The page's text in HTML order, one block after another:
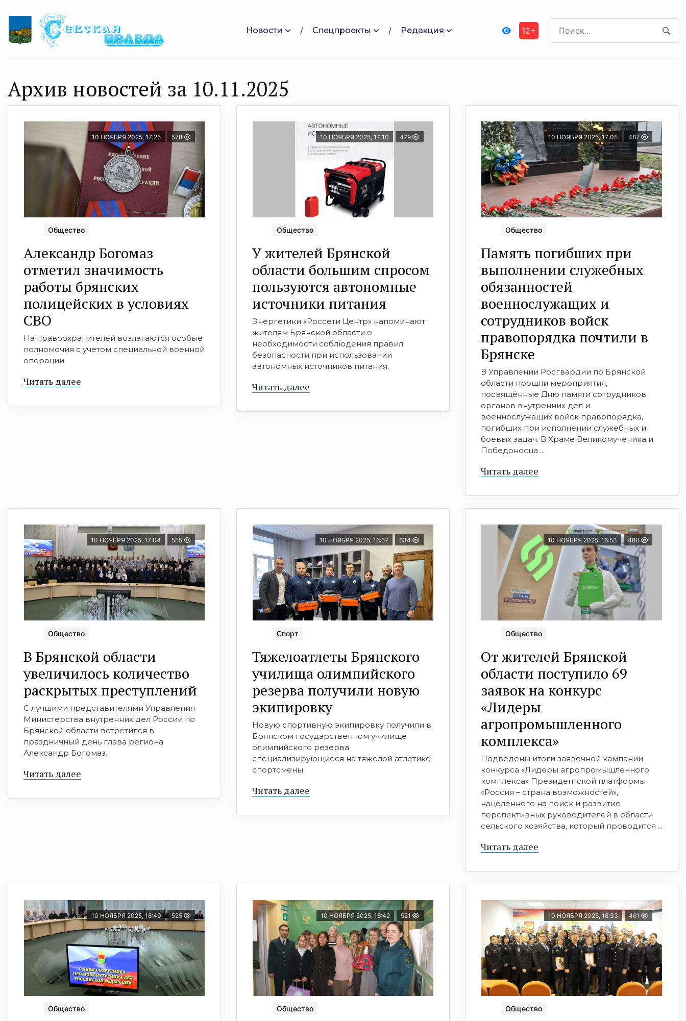
Новости Спецпроекты Редакция 12+
Архив новостей за 10.11.2025
10 НОЯБРЯ 2025, 17:25 578
Общество
Александр Богомаз
отметил значимость
работы брянских
полицейских в условиях
СВО
На правоохранителей возлагаются особые
полномочия с учетом специальной военной
операции.
Читать далее
10 НОЯБРЯ 2025, 17:10 479
Общество
У жителей Брянской
области большим спросом
пользуются автономные
источники питания
Энергетики «Россети Центр» напоминают
жителям Брянской области о
необходимости соблюдения правил
безопасности при использовании
автономных источников питания.
Читать далее
10 НОЯБРЯ 2025, 17:05 487
Общество
Память погибших при
выполнении служебных
обязанностей
военнослужащих и
сотрудников войск
правопорядка почтили в
Брянске
В Управлении Росгвардии по Брянской
области прошли мероприятия,
посвящённые Дню памяти сотрудников
органов внутренних дел и
военнослужащих войск правопорядка,
погибших при исполнении служебных и
боевых задач. В Храме Великомученика и
Победоносца ...
Читать далее
10 НОЯБРЯ 2025, 17:04 555
Общество
В Брянской области
увеличилось количество
раскрытых преступлений
С лучшими представителями Управления
Министерства внутренних дел России по
Брянской области встретился в
праздничный день глава региона
Александр Богомаз.
Читать далее
10 НОЯБРЯ 2025, 16:57 634
Спорт
Тяжелоатлеты Брянского
училища олимпийского
резерва получили новую
экипировку
Новую спортивную экипировку получили в
Брянском государственном училище
олимпийского резерва
специализирующиеся на тяжелой атлетике
спортсмены.
Читать далее
10 НОЯБРЯ 2025, 16:53 480
Общество
От жителей Брянской
области поступило 69
заявок на конкурс
«Лидеры
агропромышленного
комплекса»
Подведены итоги заявочной кампании
конкурса «Лидеры агропромышленного
комплекса» Президентской платформы
«Россия – страна возможностей»,
нацеленного на поиск и развитие
перспективных руководителей в области
сельского хозяйства, который проводится ...
Читать далее
10 НОЯБРЯ 2025, 16:49 525
Общество
10 НОЯБРЯ 2025, 16:42 521
Общество
10 НОЯБРЯ 2025, 16:33 461
Общество